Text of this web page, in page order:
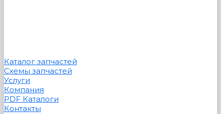
Каталог запчастей
Схемы запчастей
Услуги
Компания
PDF Каталоги
Контакты